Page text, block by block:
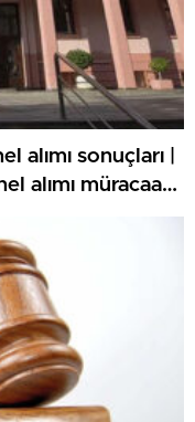
alımı sonuçları |
alımı müracaat
mı? İKM
yerleri